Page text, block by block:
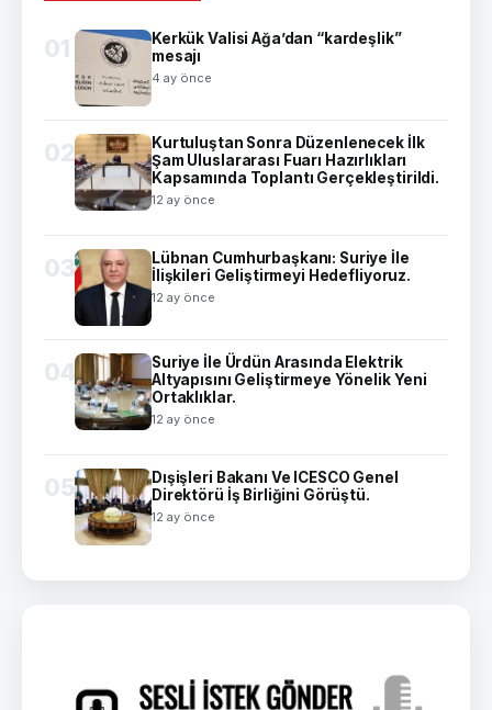
01
Kerkük Valisi Ağa’dan “kardeşlik”
mesajı
4 ay önce
02
Kurtuluştan Sonra Düzenlenecek İlk
Şam Uluslararası Fuarı Hazırlıkları
Kapsamında Toplantı Gerçekleştirildi.
12 ay önce
03
Lübnan Cumhurbaşkanı: Suriye İle
İlişkileri Geliştirmeyi Hedefliyoruz.
12 ay önce
04
Suriye İle Ürdün Arasında Elektrik
Altyapısını Geliştirmeye Yönelik Yeni
Ortaklıklar.
12 ay önce
05
Dışişleri Bakanı Ve ICESCO Genel
Direktörü İş Birliğini Görüştü.
12 ay önce